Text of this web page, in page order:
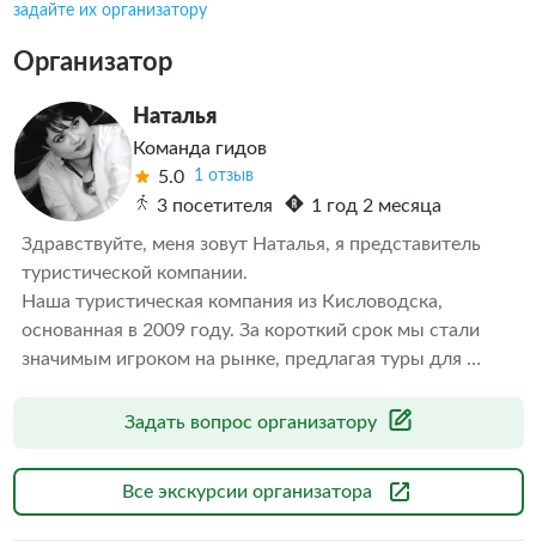
задайте их организатору
Организатор
Наталья
Команда гидов
5.0
1 отзыв
3 посетителя
1 год 2 месяца
Здравствуйте, меня зовут Наталья, я представитель
туристической компании.
Наша туристическая компания из Кисловодска,
основанная в 2009 году. За короткий срок мы стали
значимым игроком на рынке, предлагая туры для
класса. Наши путешествия - это шанс полюбить Кавказ.
профессионализму и вниманию к деталям.
Присоединяйтесь к нам, чтобы открыть для себя
Задать вопрос организатору
Все экскурсии организатора